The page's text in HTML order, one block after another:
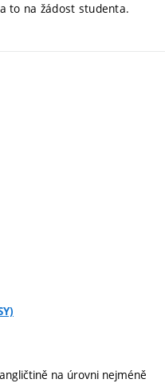
to na žádost studenta.
na úrovni nejméně